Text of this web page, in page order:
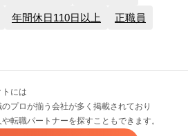
年間休日110日以上 正職員
には
プロが揃う会社が多く掲載されており
転職パートナーを探すこともできます。